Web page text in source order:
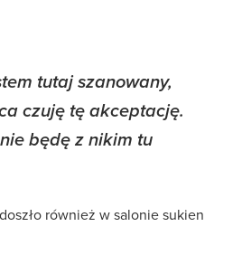
tutaj szanowany,
czuję tę akceptację.
będę z nikim tu
również w salonie sukien